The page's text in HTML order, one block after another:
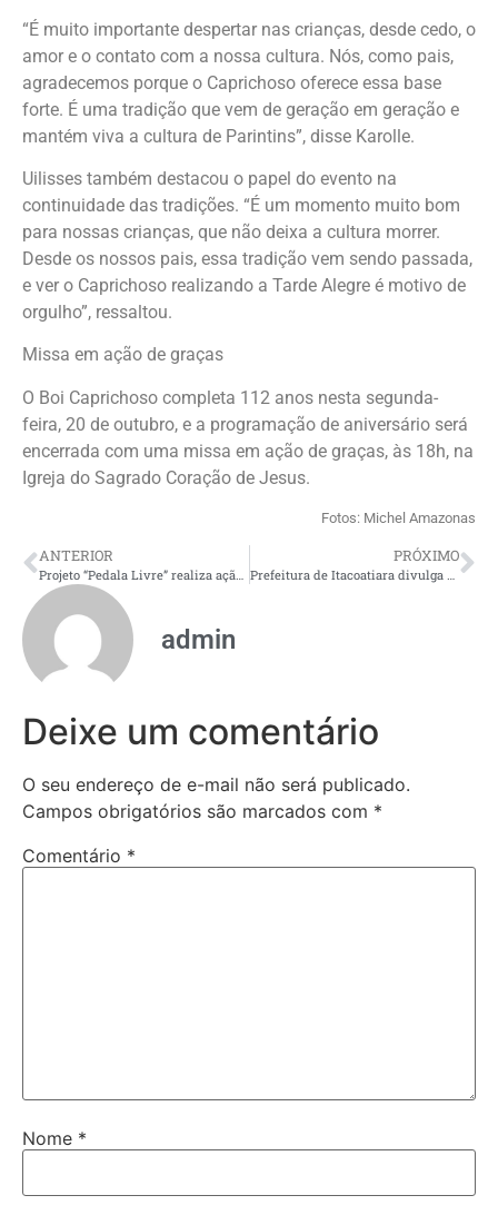
“É muito importante despertar nas crianças, desde cedo, o
amor e o contato com a nossa cultura. Nós, como pais,
agradecemos porque o Caprichoso oferece essa base
forte. É uma tradição que vem de geração em geração e
mantém viva a cultura de Parintins”, disse Karolle.
Uilisses também destacou o papel do evento na
continuidade das tradições. “É um momento muito bom
para nossas crianças, que não deixa a cultura morrer.
Desde os nossos pais, essa tradição vem sendo passada,
e ver o Caprichoso realizando a Tarde Alegre é motivo de
orgulho”, ressaltou.
Missa em ação de graças
O Boi Caprichoso completa 112 anos nesta segunda-
feira, 20 de outubro, e a programação de aniversário será
encerrada com uma missa em ação de graças, às 18h, na
Igreja do Sagrado Coração de Jesus.
Fotos: Michel Amazonas
ANTERIOR PRÓXIMO
admin
Deixe um comentário
O seu endereço de e-mail não será publicado.
Campos obrigatórios são marcados com *
Comentário *
Nome *